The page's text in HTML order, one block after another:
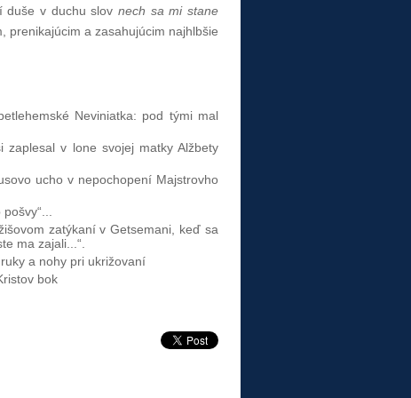
duše v duchu slov nech sa mi stane
prenikajúcim a zasahujúcim najhlbšie
Neviniatka: pod tými mal
zaplesal v lone svojej matky Alžbety
ucho v nepochopení Majstrovho
zatýkaní v Getsemani, keď sa
ma zajali...“.
a nohy pri ukrižovaní
bok